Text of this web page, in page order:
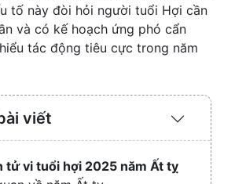
tố này đòi hỏi người tuổi Hợi cần
và có kế hoạch ứng phó cẩn
tác động tiêu cực trong năm
viết
Expand
tử vi tuổi hợi 2025 năm Ất tỵ